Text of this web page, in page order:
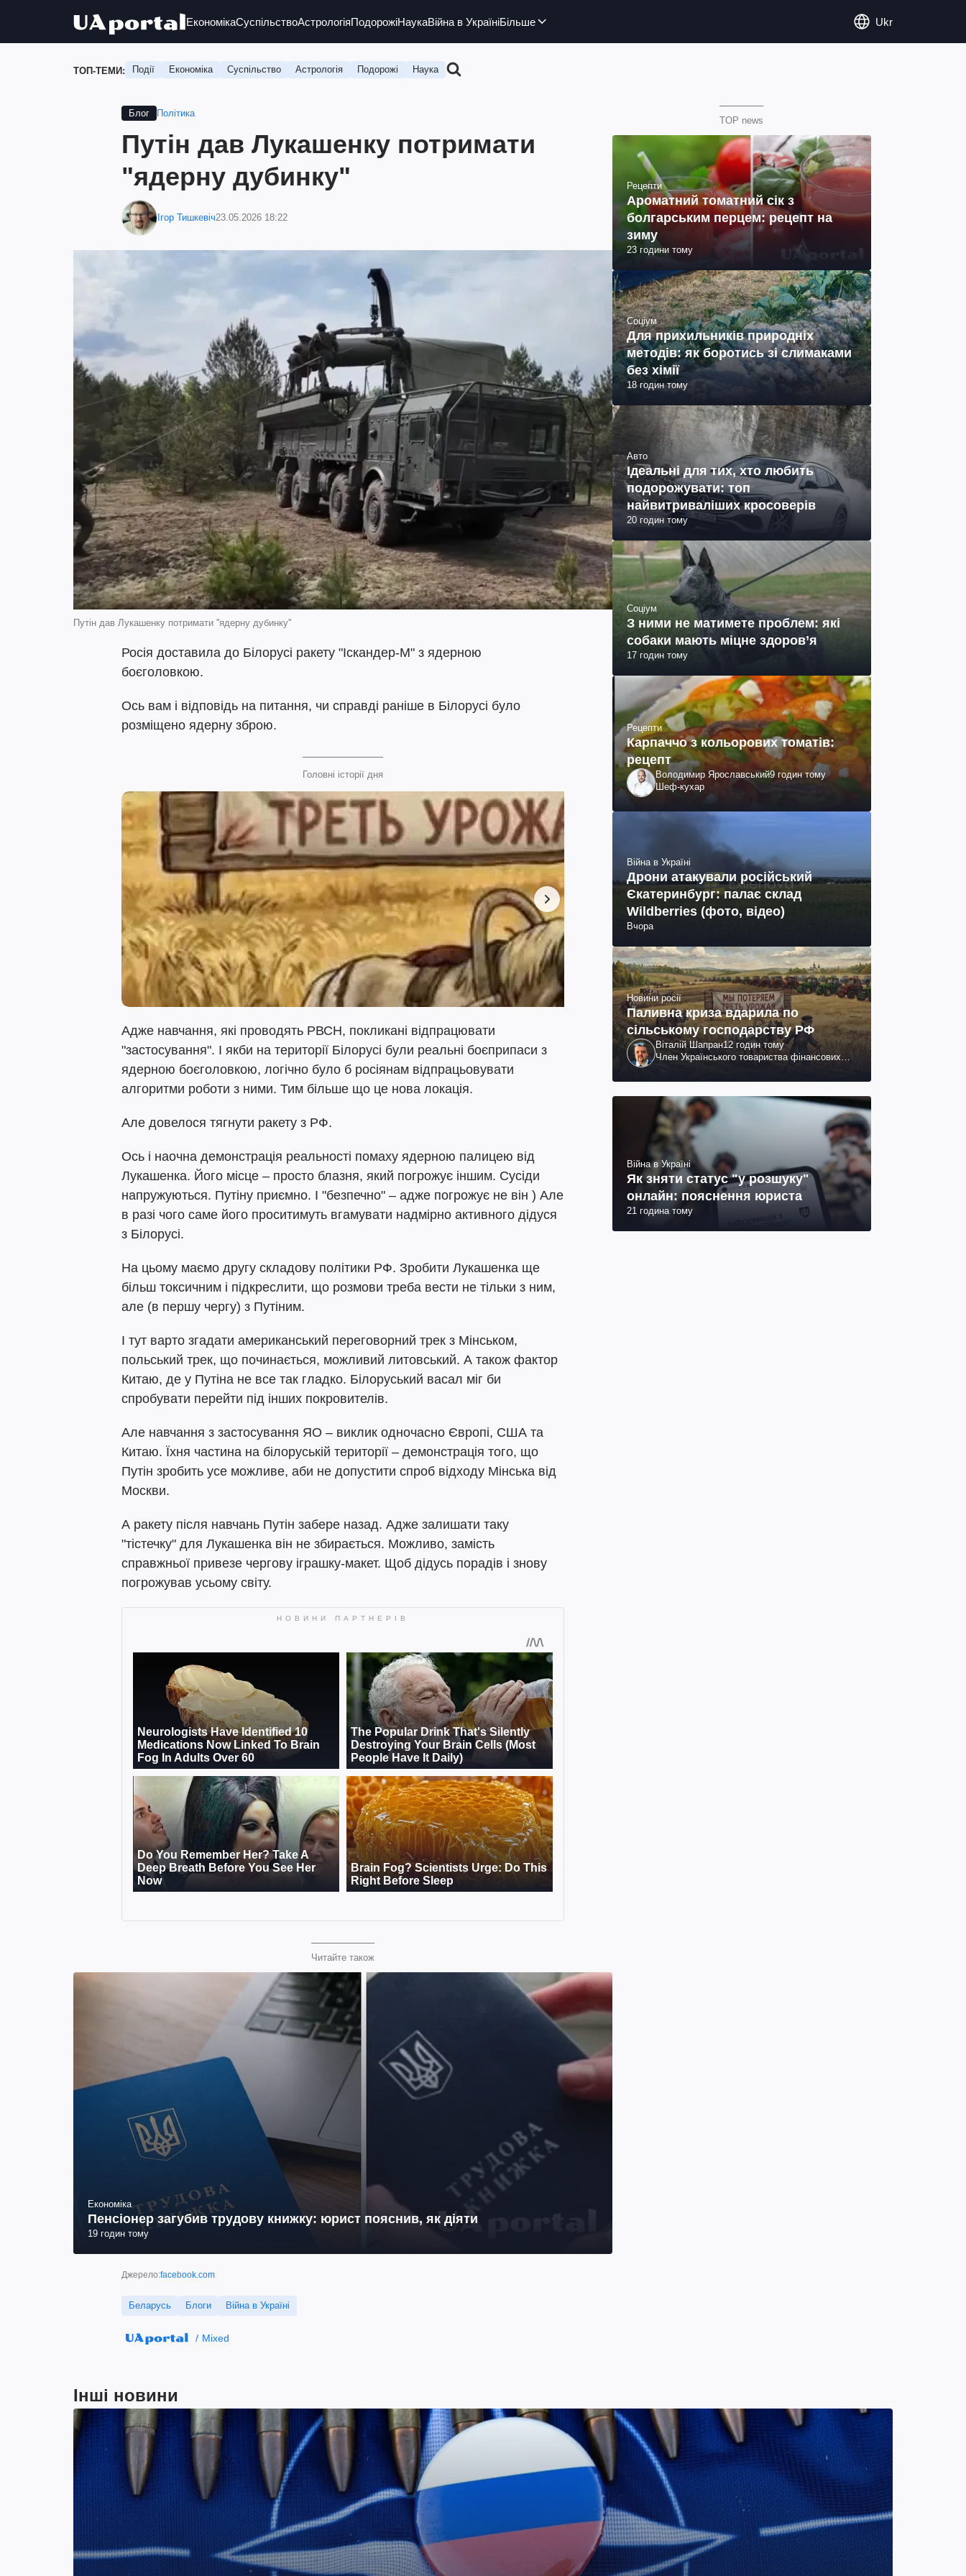
ЕкономікаСуспільствоАстрологіяПодорожіНаукаВійна в УкраїніБільше Ukr
ТОП-ТЕМИ: Події Економіка Суспільство Астрологія Подорожі Наука
Блог Політика
Путін дав Лукашенку потримати
"ядерну дубинку"
Ігор Тишкевіч23.05.2026 18:22
Путін дав Лукашенку потримати ''ядерну дубинку''
Росія доставила до Білорусі ракету "Іскандер-М" з ядерною
боєголовкою.
Ось вам і відповідь на питання, чи справді раніше в Білорусі було
розміщено ядерну зброю.
Головні історії дня
Адже навчання, які проводять РВСН, покликані відпрацювати
"застосування". І якби на території Білорусі були реальні боєприпаси з
ядерною боєголовкою, логічно було б росіянам відпрацьовувати
алгоритми роботи з ними. Тим більше що це нова локація.
Але довелося тягнути ракету з РФ.
Ось і наочна демонстрація реальності помаху ядерною палицею від
Лукашенка. Його місце – просто блазня, який погрожує іншим. Сусіди
напружуються. Путіну приємно. І "безпечно" – адже погрожує не він ) Але
в разі чого саме його проситимуть вгамувати надмірно активного дідуся
з Білорусі.
На цьому маємо другу складову політики РФ. Зробити Лукашенка ще
більш токсичним і підкреслити, що розмови треба вести не тільки з ним,
але (в першу чергу) з Путіним.
І тут варто згадати американський переговорний трек з Мінськом,
польський трек, що починається, можливий литовський. А також фактор
Китаю, де у Путіна не все так гладко. Білоруський васал міг би
спробувати перейти під інших покровителів.
Але навчання з застосування ЯО – виклик одночасно Європі, США та
Китаю. Їхня частина на білоруській території – демонстрація того, що
Путін зробить усе можливе, аби не допустити спроб відходу Мінська від
Москви.
А ракету після навчань Путін забере назад. Адже залишати таку
"тістечку" для Лукашенка він не збирається. Можливо, замість
справжньої привезе чергову іграшку-макет. Щоб дідусь порадів і знову
погрожував усьому світу.
Читайте також
Економіка
Пенсіонер загубив трудову книжку: юрист пояснив, як діяти
19 годин тому
Джерело:facebook.com
Беларусь Блоги Війна в Україні
Mixed
TOP news
Рецепти
Ароматний томатний сік з
болгарським перцем: рецепт на
зиму
23 години тому
Соціум
Для прихильників природніх
методів: як боротись зі слимаками
без хімії
18 годин тому
Авто
Ідеальні для тих, хто любить
подорожувати: топ
найвитриваліших кросоверів
20 годин тому
Соціум
З ними не матимете проблем: які
собаки мають міцне здоров’я
17 годин тому
Рецепти
Карпаччо з кольорових томатів:
рецепт
Володимир Ярославський9 годин тому
Шеф-кухар
Війна в Україні
Дрони атакували російський
Єкатеринбург: палає склад
Wildberries (фото, відео)
Вчора
Новини росії
Паливна криза вдарила по
сільському господарству РФ
Віталій Шапран12 годин тому
Член Українського товариства фінансових
Війна в Україні
Як зняти статус "у розшуку"
онлайн: пояснення юриста
21 година тому
Інші новини